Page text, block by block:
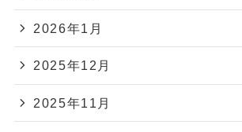
2026年1月
2025年12月
2025年11月